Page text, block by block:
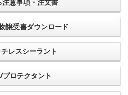
注意事項・注文書
譲受書ダウンロード
レスシーラント
プロテクタント